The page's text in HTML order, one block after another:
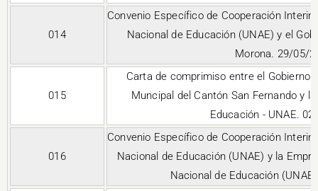
014
Convenio Específico de Cooperación
Nacional de Educación (UNAE) y el
Morona. 29/05/
015
Carta de comprimiso entre el Gobierno
Muncipal del Cantón San Fernando y
Educación - UNAE.
016
Convenio Específico de Cooperación
Nacional de Educación (UNAE) y la
Nacional de Educación